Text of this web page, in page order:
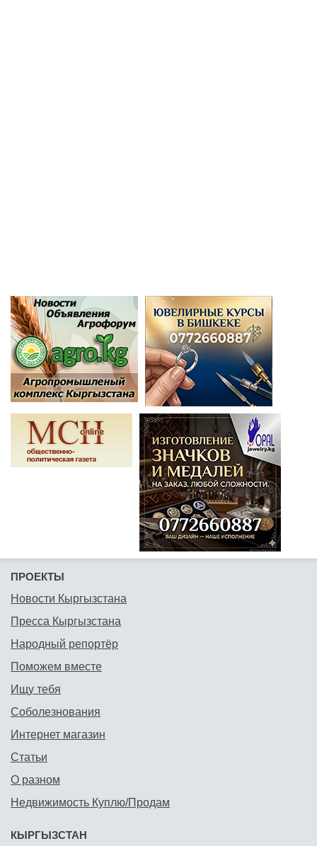
ПРОЕКТЫ
Новости Кыргызстана
Пресса Кыргызстана
Народный репортёр
Поможем вместе
Ищу тебя
Соболезнования
Интернет магазин
Статьи
О разном
Недвижимость Куплю/Продам
КЫРГЫЗСТАН